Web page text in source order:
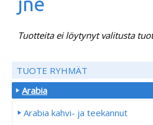
Tuotteita ei löytynyt valitusta
TUOTE RYHMÄT
Arabia
Arabia kahvi- ja teekannut